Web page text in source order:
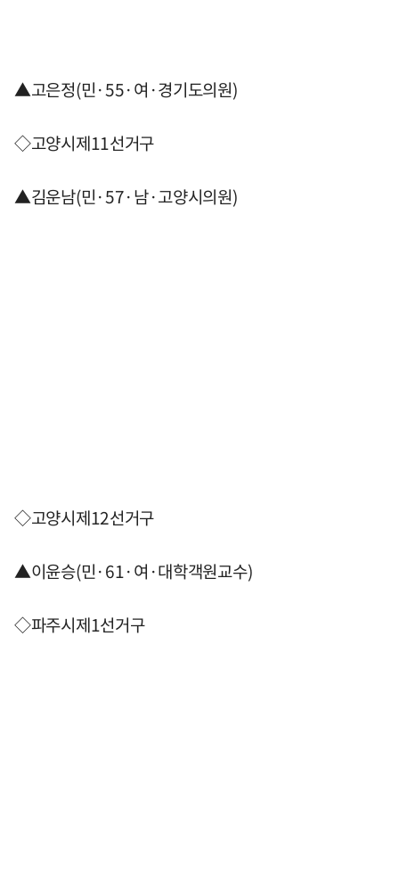
▲고은정(민·55·여·경기도의원)
◇고양시제11선거구
▲김운남(민·57·남·고양시의원)
◇고양시제12선거구
▲이윤승(민·61·여·대학객원교수)
◇파주시제1선거구